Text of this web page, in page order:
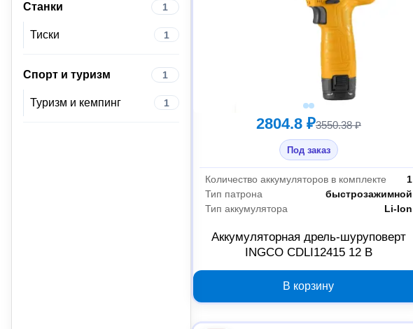
Станки 1
Тиски 1
Спорт и туризм 1
Туризм и кемпинг 1
2804.8 ₽3550.38 ₽
Под заказ
Количество аккумуляторов в комплекте
1
Тип патрона
быстрозажимной
Тип аккумулятора
Li-Ion
Аккумуляторная дрель-шуруповерт
INGCO CDLI12415 12 В
В корзину